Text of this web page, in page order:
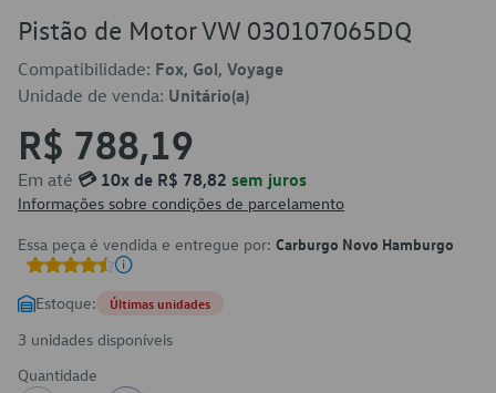
Pistão de Motor VW 030107065DQ
Compatibilidade: Fox, Gol, Voyage
Unidade de venda: Unitário(a)
R$ 788,19
Em até 💳 10x de R$ 78,82 sem juros
Informações sobre condições de parcelamento
Essa peça é vendida e entregue por: Carburgo Novo Hamburgo
Estoque: Últimas unidades
3 unidades disponíveis
Quantidade